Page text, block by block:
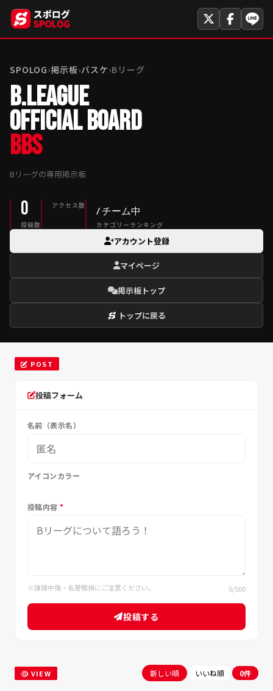
SPOLOG›掲示板›バスケ›Bリーグ
B.LEAGUE
OFFICIAL BOARD
BBS
Bリーグの専用掲示板
0
投稿数
アクセス数
/ チーム中
カテゴリーランキング
アカウント登録
マイページ
掲示板トップ
トップに戻る
POST
投稿フォーム
名前（表示名）
アイコンカラー
投稿内容*
※誹謗中傷・名誉毀損にご注意ください。 0/500
投稿する
VIEW 新しい順 いいね順 0件